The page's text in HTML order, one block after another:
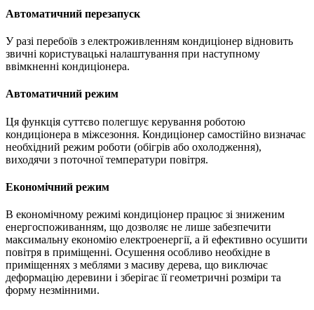
Автоматичний перезапуск
У разі перебоїв з електроживленням кондиціонер відновить
звичні користувацькі налаштування при наступному
ввімкненні кондиціонера.
Автоматичний режим
Ця функція суттєво полегшує керування роботою
кондиціонера в міжсезоння. Кондиціонер самостійно визначає
необхідний режим роботи (обігрів або охолодження),
виходячи з поточної температури повітря.
Економічний режим
В економічному режимі кондиціонер працює зі зниженим
енергоспоживанням, що дозволяє не лише забезпечити
максимальну економію електроенергії, а й ефективно осушити
повітря в приміщенні. Осушення особливо необхідне в
приміщеннях з меблями з масиву дерева, що виключає
деформацію деревини і зберігає її геометричні розміри та
форму незмінними.